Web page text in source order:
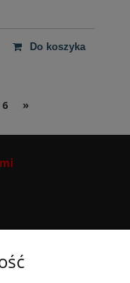
do koszyka
6 »